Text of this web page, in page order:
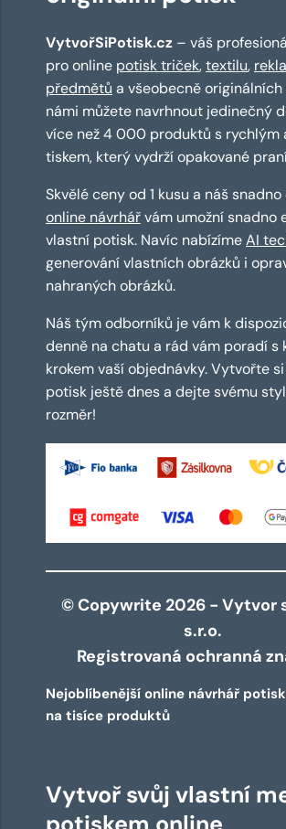
VytvořSiPotisk.cz – váš
pro online potisk triček,textilu,
předmětů a všeobecně originálních
námi můžete navrhnout jedinečný
více než 4 000 produktů s rychlým
tiskem, který vydrží opakované
Skvělé ceny od 1 kusu a náš
online návrhářvám umožní snadno
vlastní potisk. Navíc nabízímeAI
generování vlastních obrázků i
nahraných obrázků.
Náš tým odborníků je vám k
denně na chatu a rád vám poradí s
krokem vaší objednávky. Vytvořte
potisk ještě dnes a dejte svému
rozměr!
© Copywrite 2026 - Vytvor
s.r.o.
Registrovaná ochranná
Nejoblíbenější online návrhář
na tisíce produktů
Vytvoř svůj vlastní